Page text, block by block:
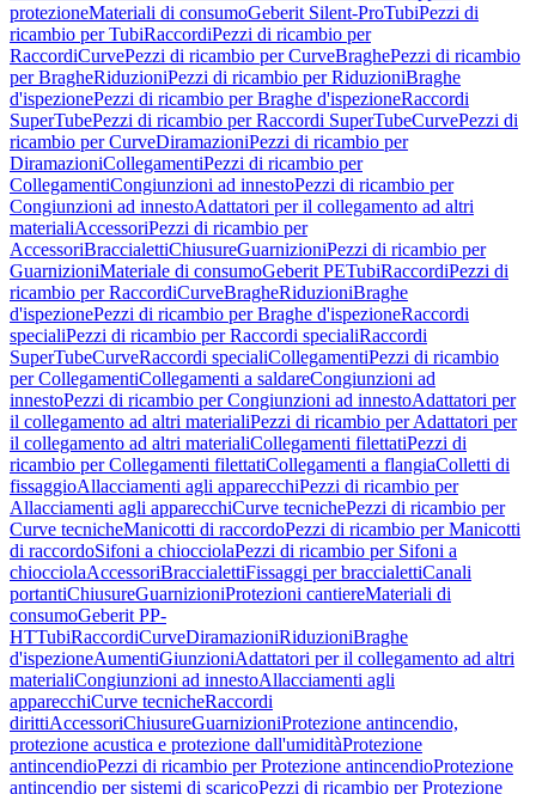
protezioneMateriali di consumoGeberit Silent-ProTubiPezzi di
ricambio per TubiRaccordiPezzi di ricambio per
RaccordiCurvePezzi di ricambio per CurveBraghePezzi di ricambio
per BragheRiduzioniPezzi di ricambio per RiduzioniBraghe
d'ispezionePezzi di ricambio per Braghe d'ispezioneRaccordi
SuperTubePezzi di ricambio per Raccordi SuperTubeCurvePezzi di
ricambio per CurveDiramazioniPezzi di ricambio per
DiramazioniCollegamentiPezzi di ricambio per
CollegamentiCongiunzioni ad innestoPezzi di ricambio per
Congiunzioni ad innestoAdattatori per il collegamento ad altri
materialiAccessoriPezzi di ricambio per
AccessoriBraccialettiChiusureGuarnizioniPezzi di ricambio per
GuarnizioniMateriale di consumoGeberit PETubiRaccordiPezzi di
ricambio per RaccordiCurveBragheRiduzioniBraghe
d'ispezionePezzi di ricambio per Braghe d'ispezioneRaccordi
specialiPezzi di ricambio per Raccordi specialiRaccordi
SuperTubeCurveRaccordi specialiCollegamentiPezzi di ricambio
per CollegamentiCollegamenti a saldareCongiunzioni ad
innestoPezzi di ricambio per Congiunzioni ad innestoAdattatori per
il collegamento ad altri materialiPezzi di ricambio per Adattatori per
il collegamento ad altri materialiCollegamenti filettatiPezzi di
ricambio per Collegamenti filettatiCollegamenti a flangiaColletti di
fissaggioAllacciamenti agli apparecchiPezzi di ricambio per
Allacciamenti agli apparecchiCurve tecnichePezzi di ricambio per
Curve tecnicheManicotti di raccordoPezzi di ricambio per Manicotti
di raccordoSifoni a chiocciolaPezzi di ricambio per Sifoni a
chiocciolaAccessoriBraccialettiFissaggi per braccialettiCanali
portantiChiusureGuarnizioniProtezioni cantiereMateriali di
consumoGeberit PP-
HTTubiRaccordiCurveDiramazioniRiduzioniBraghe
d'ispezioneAumentiGiunzioniAdattatori per il collegamento ad altri
materialiCongiunzioni ad innestoAllacciamenti agli
apparecchiCurve tecnicheRaccordi
dirittiAccessoriChiusureGuarnizioniProtezione antincendio,
protezione acustica e protezione dall'umiditàProtezione
antincendioPezzi di ricambio per Protezione antincendioProtezione
antincendio per sistemi di scaricoPezzi di ricambio per Protezione